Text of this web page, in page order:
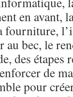
en avant,
fourniture,
au bec, le
des étapes
de
pour